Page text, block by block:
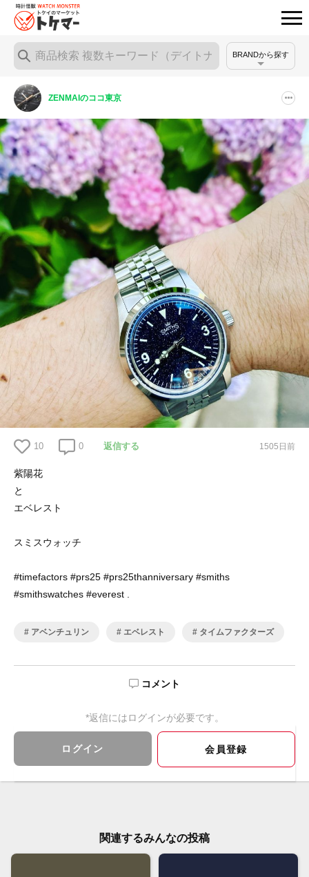
BRANDから探す
ZENMAIのココ東京
10 0 返信する 1505日前
紫陽花
と
エベレスト
スミスウォッチ
#timefactors #prs25 #prs25thanniversary #smiths
#smithswatches #everest .
アベンチュリン エベレスト タイムファクターズ
コメント
*返信にはログインが必要です。
ログイン 会員登録
関連するみんなの投稿